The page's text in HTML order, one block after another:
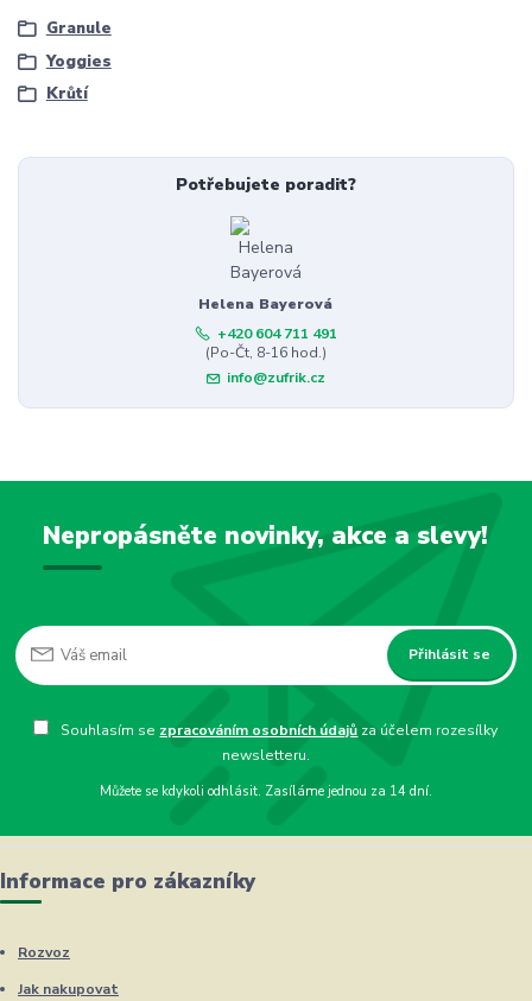
Granule
Yoggies
Krůtí
Potřebujete poradit?
Helena Bayerová
+420 604 711 491
(Po-Čt, 8-16 hod.)
info@zufrik.cz
Nepropásněte novinky, akce a slevy!
Přihlásit se
Souhlasím se zpracováním osobních údajů za účelem rozesílky
newsletteru.
Můžete se kdykoli odhlásit. Zasíláme jednou za 14 dní.
Informace pro zákazníky
Rozvoz
Jak nakupovat